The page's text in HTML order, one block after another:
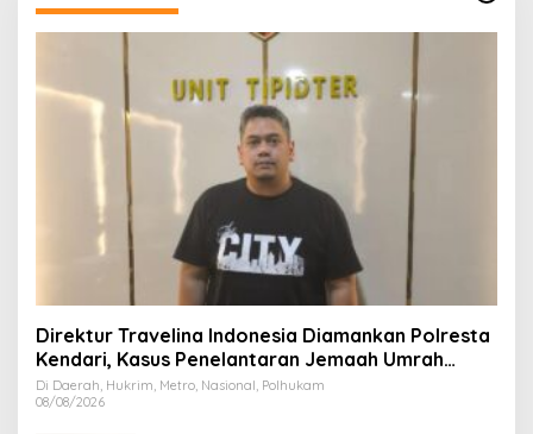
Direktur Travelina Indonesia Diamankan Polresta
Kendari, Kasus Penelantaran Jemaah Umrah
Masuk Babak Baru
Di Daerah, Hukrim, Metro, Nasional, Polhukam
08/08/2026